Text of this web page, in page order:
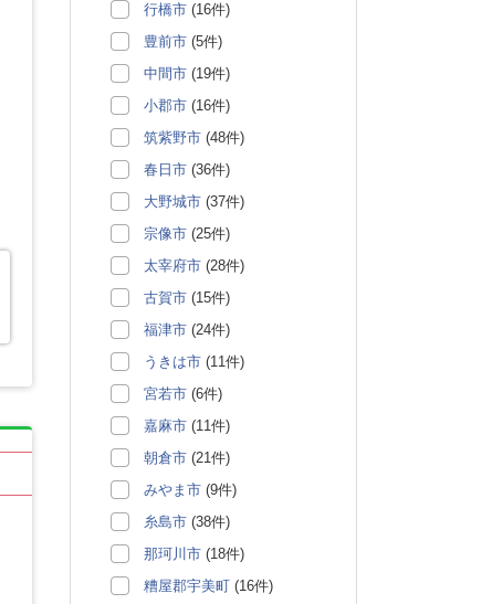
行橋市 (16件)
豊前市 (5件)
中間市 (19件)
小郡市 (16件)
筑紫野市 (48件)
春日市 (36件)
大野城市 (37件)
宗像市 (25件)
太宰府市 (28件)
古賀市 (15件)
福津市 (24件)
うきは市 (11件)
宮若市 (6件)
嘉麻市 (11件)
朝倉市 (21件)
みやま市 (9件)
糸島市 (38件)
那珂川市 (18件)
糟屋郡宇美町 (16件)